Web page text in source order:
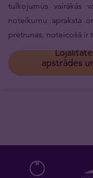
tulkojumus vairākās
noteikumu apraksta
pretrunas, noteicošā ir
apstrādes